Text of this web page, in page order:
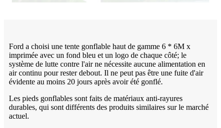
Ford a choisi une tente gonflable haut de gamme 6 * 6M x
imprimée avec un fond bleu et un logo de chaque côté; le
système de lutte contre l'air ne nécessite aucune alimentation en
air continu pour rester debout. Il ne peut pas être une fuite d'air
évidente au moins 20 jours après avoir été gonflé.
Les pieds gonflables sont faits de matériaux anti-rayures
durables, qui sont différents des produits similaires sur le marché
actuel.